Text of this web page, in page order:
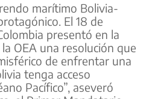
marítimo Bolivia-
El 18 de
presentó en la
OEA una resolución que
de enfrentar una
tenga acceso
Pacífico”, aseveró